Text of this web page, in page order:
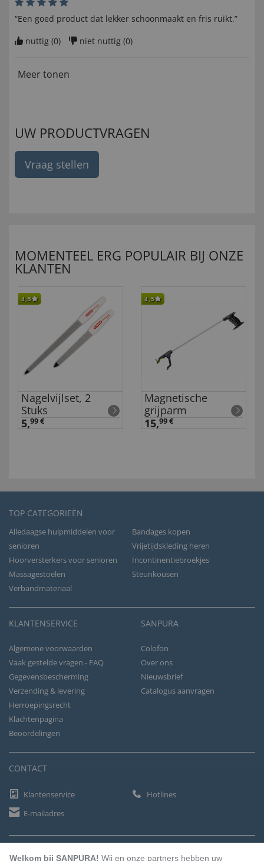
“Een goed product dat lekker schoonmaakt en fris ruikt.”
nuttig (0) niet nuttig (0)
Meer tonen
UW PRODUCTVRAGEN
Vraag stellen
MOMENTEEL ERG POPULAIR BIJ ONZE
KLANTEN
4,5
Nagelvijlset, 2
Stuks
5,99 €
4,5
Magnetische
grijparm
15,99 €
TOP CATEGORIEËN
Alledaagse hulpmiddelen voor
senioren
Bandages kopen
Vrijetijdskleding heren
Hoorversterkers voor senioren
Incontinentiebroekjes
Massagestoelen
Steunkousen
Verbandmateriaal
KLANTENSERVICE
Algemene voorwaarden
Vaak gestelde vragen - FAQ
Gegevensbescherming
Verzending & levering
Herroepingsrecht
Klachtenpagina
Beoordelingen
SANPURA
Colofon
Over ons
Nieuwsbrief
Catalogus aanvragen
CONTACT
Klantenservice
Hotlines
E-mailadres
Welkom bij SANPURA! Wij en onze partners hebben uw